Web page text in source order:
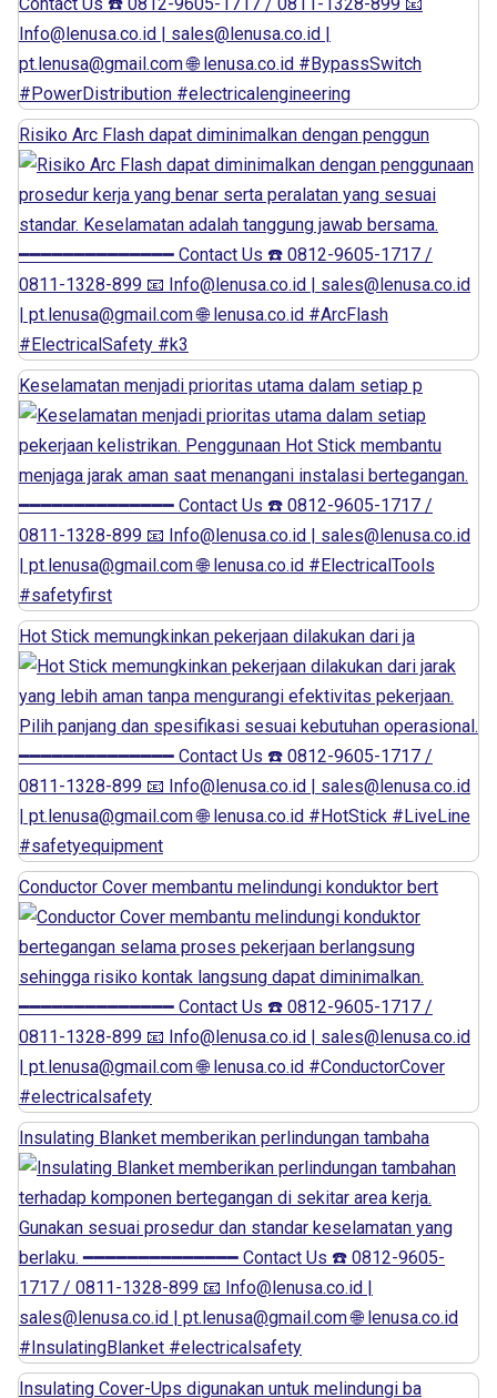
Risiko Arc Flash dapat diminimalkan dengan penggun
Keselamatan menjadi prioritas utama dalam setiap p
Hot Stick memungkinkan pekerjaan dilakukan dari ja
Conductor Cover membantu melindungi konduktor bert
Insulating Blanket memberikan perlindungan tambaha
Insulating Cover-Ups digunakan untuk melindungi ba